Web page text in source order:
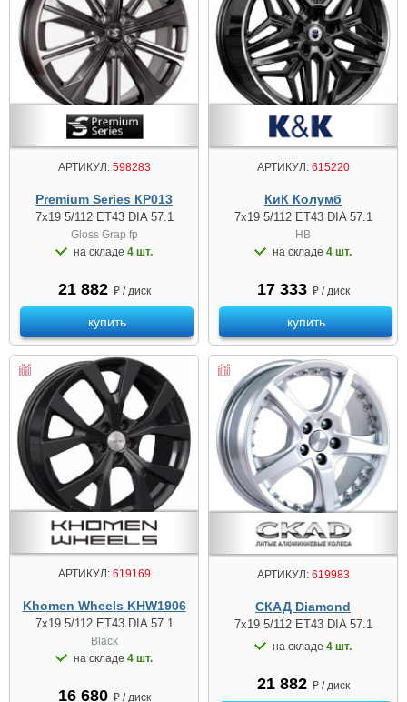
АРТИКУЛ:598283
Premium Series КР013
7x19 5/112 ET43 DIA 57.1
Gloss Grap fp
на складе 4 шт.
21 882 ₽ / диск
купить
АРТИКУЛ:615220
КиК Колумб
7x19 5/112 ET43 DIA 57.1
HB
на складе 4 шт.
17 333 ₽ / диск
купить
АРТИКУЛ:619169
Khomen Wheels KHW1906
7x19 5/112 ET43 DIA 57.1
Black
на складе 4 шт.
16 680 ₽ / диск
АРТИКУЛ:619983
СКАД Diamond
7x19 5/112 ET43 DIA 57.1
на складе 4 шт.
21 882 ₽ / диск